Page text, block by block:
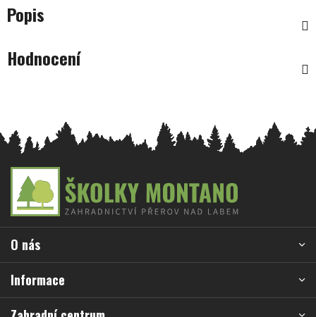
Popis
Hodnocení
a
í
O nás
Informace